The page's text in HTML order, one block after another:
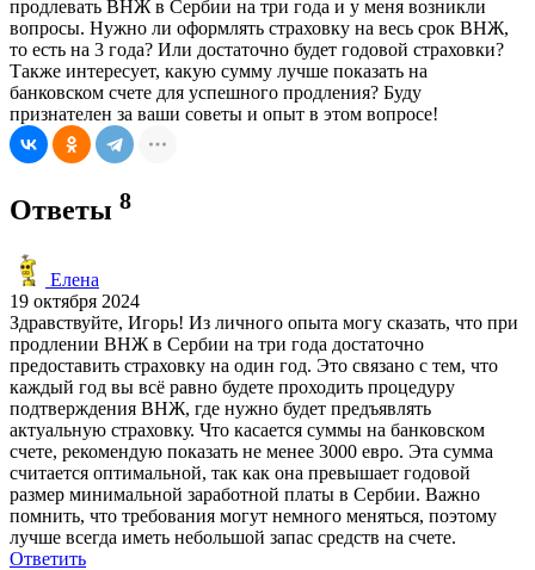
продлевать ВНЖ в Сербии на три года и у меня возникли
вопросы. Нужно ли оформлять страховку на весь срок ВНЖ,
то есть на 3 года? Или достаточно будет годовой страховки?
Также интересует, какую сумму лучше показать на
банковском счете для успешного продления? Буду
признателен за ваши советы и опыт в этом вопросе!
Ответы 8
Елена
19 октября 2024
Здравствуйте, Игорь! Из личного опыта могу сказать, что при
продлении ВНЖ в Сербии на три года достаточно
предоставить страховку на один год. Это связано с тем, что
каждый год вы всё равно будете проходить процедуру
подтверждения ВНЖ, где нужно будет предъявлять
актуальную страховку. Что касается суммы на банковском
счете, рекомендую показать не менее 3000 евро. Эта сумма
считается оптимальной, так как она превышает годовой
размер минимальной заработной платы в Сербии. Важно
помнить, что требования могут немного меняться, поэтому
лучше всегда иметь небольшой запас средств на счете.
Ответить